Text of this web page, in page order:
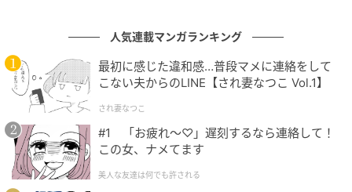
人気連載マンガランキング
最初に感じた違和感…普段マメに連絡をして
こない夫からのLINE【され妻なつこ Vol.1】
され妻なつこ
#1 「お疲れ〜♡」遅刻するなら連絡して！
この女、ナメてます
美人な友達は何でも許される